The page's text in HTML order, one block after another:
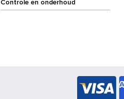
Controle en onderhoud